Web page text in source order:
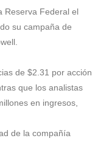
Reserva Federal el
su campaña de
de $2.31 por acción
que los analistas
en ingresos,
de la compañía